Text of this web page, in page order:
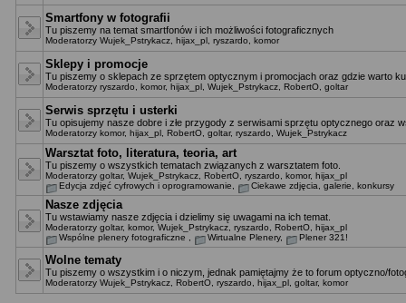
Smartfony w fotografii
Tu piszemy na temat smartfonów i ich możliwości fotograficznych
Moderatorzy Wujek_Pstrykacz hijax_pl ryszardo komor
Sklepy i promocje
Tu piszemy o sklepach ze sprzętem optycznym i promocjach oraz gdzie warto
Moderatorzy ryszardo komor, hijax_pl Wujek_Pstrykacz RobertO goltar
Serwis sprzętu i usterki
Tu opisujemy nasze dobre i złe przygody z serwisami sprzętu optycznego oraz
Moderatorzy komor, hijax_pl RobertO goltar, ryszardo Wujek_Pstrykacz
Warsztat foto, literatura, teoria, art
Tu piszemy o wszystkich tematach związanych z warsztatem foto.
Moderatorzy goltar, Wujek_Pstrykacz RobertO ryszardo komor, hijax_pl
Edycja zdjęć cyfrowych i oprogramowanie
Ciekawe zdjęcia, galerie, konkursy
Nasze zdjęcia
Tu wstawiamy nasze zdjęcia i dzielimy się uwagami na ich temat.
Moderatorzy goltar, komor, Wujek_Pstrykacz ryszardo RobertO hijax_pl
Wspólne plenery fotograficzne
Wirtualne Plenery, Plener 321!
Wolne tematy
Tu piszemy o wszystkim i o niczym, jednak pamiętajmy że to forum optyczno/
Moderatorzy Wujek_Pstrykacz RobertO ryszardo hijax_pl goltar, komor